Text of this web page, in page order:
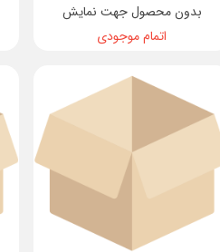
بدون محصول جهت نمایش
اتمام موجودی